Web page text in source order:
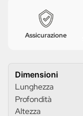
Assicurazione
Dimensioni
Lunghezza
Profondità
Altezza